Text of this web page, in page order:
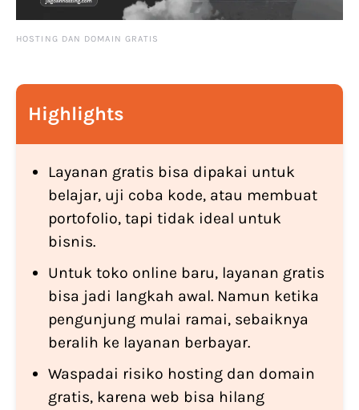
HOSTING DAN DOMAIN GRATIS
Highlights
Layanan gratis bisa dipakai untuk
belajar, uji coba kode, atau membuat
portofolio, tapi tidak ideal untuk
bisnis.
Untuk toko online baru, layanan gratis
bisa jadi langkah awal. Namun ketika
pengunjung mulai ramai, sebaiknya
beralih ke layanan berbayar.
Waspadai risiko hosting dan domain
gratis, karena web bisa hilang